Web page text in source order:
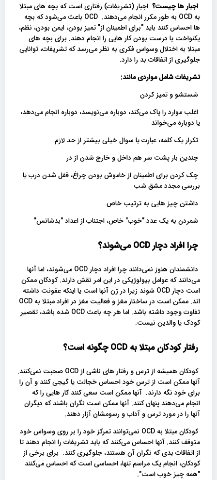
اجبار ها چیست؟ اجبار (تشریفات) رفتاری است که بچه های مبتلا
به OCD به طور مکرر انجام می‌دهند. OCD باعث می‌شود که بچه
ها احساس کنند باید "برای اطمینان از" تمیز بودن، ایمن بودن، نظم،
یکنواخت یا درست بودن کار هایی را انجام دهند. برای بچه های
مبتلا به اختلال وسواس فکری به نظر می‌رسد که تشریفات، توانایی
جلوگیری از اتفاقات بد را دارد.
تشریفات شامل مواردی مانند:
شستشو و تمیز کردن
اغلب موارد را پاک می‌کند، دوباره می‌نویسد، دوباره انجام می‌دهد،
یا دوباره می‌خواند
تکرار یک کلمه، عبارت یا سوال خیلی بیشتر از حد لازم
چندین بار پشت سر هم داخل و خارج شدن از در
چک کردن برای اطمینان از خاموش بودن چراغ، قفل شدن درب یا
بررسی مجدد مشق شب
داشتن چیز هایی به ترتیب خاص
شمردن به یک عدد "خوب" خاص، اجتناب از اعداد "بدشانس"
چرا افراد دچار OCD می‌شوند؟
دانشمندان هنوز نمی‌دانند چرا افراد دچار OCD می‌شوند، اما آنها
می‌دانند که عوامل بیولوژیکی در این امر نقش دارند. کودکان ممکن
است دچار OCD شوند زیرا در ژن آنها است یا اینکه عفونت داشته
اند. ممکن است در ساختار مغز و فعالیت مغز در افراد مبتلا به OCD
تفاوت وجود داشته باشد. اما هر چه باعث OCD شده باشد، تقصیر
کودک یا والدین نیست.
رفتار کودکان مبتلا به OCD چگونه است؟
کودکان همیشه از ترس و رفتار های ناشی از OCD صحبت نمی‌کنند.
آنها ممکن است از ترس خود احساس خجالت یا گیجی کنند و آن را
برای خود نگه دارند. آنها ممکن است سعی کنند کار هایی را که
انجام می‌دهند پنهان کنند. آنها ممکن است نگران باشند که دیگران
آنها را در مورد ترس و آداب و رسومشان آزار دهند.
کودکان مبتلا به OCD نمی‌توانند تمرکز خود را بر روی وسواس خود
متوقف کنند. آنها احساس می‌کنند که باید تشریفات را انجام دهند تا
از اتفاقات بدی که نگران آن هستند، جلوگیری کنند. برای برخی از
کودکان، انجام یک مراسم تنها، احساسی است که احساس می‌کنند
"همه چیز خوب است".